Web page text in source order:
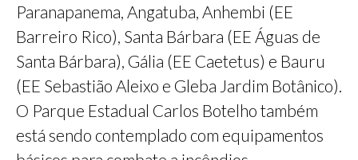
Paranapanema, Angatuba, Anhembi (EE
Barreiro Rico), Santa Bárbara (EE Águas de
Santa Bárbara), Gália (EE Caetetus) e Bauru
(EE Sebastião Aleixo e Gleba Jardim Botânico).
O Parque Estadual Carlos Botelho também
está sendo contemplado com equipamentos